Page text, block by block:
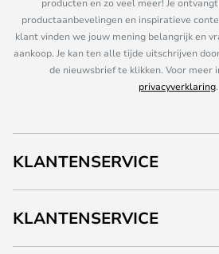
productaanbevelingen en inspiratieve
klant vinden we jouw mening belangrijk en
aankoop. Je kan ten alle tijde uitschrijven
de nieuwsbrief te klikken. Voor meer
privacyverklaring.
KLANTENSERVICE
KLANTENSERVICE